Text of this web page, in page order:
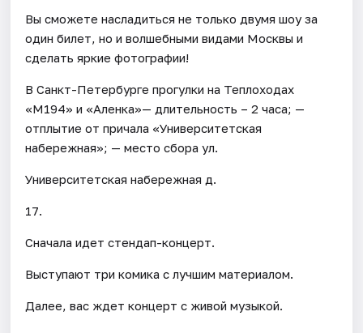
Вы сможете насладиться не только двумя шоу за
один билет, но и волшебными видами Москвы и
сделать яркие фотографии!
В Санкт-Петербурге прогулки на Теплоходах
«М194» и «Аленка»— длительность – 2 часа; —
отплытие от причала «Университетская
набережная»; — место сбора ул.
Университетская набережная д.
17.
Сначала идет стендап-концерт.
Выступают три комика с лучшим материалом.
Далее, вас ждет концерт с живой музыкой.